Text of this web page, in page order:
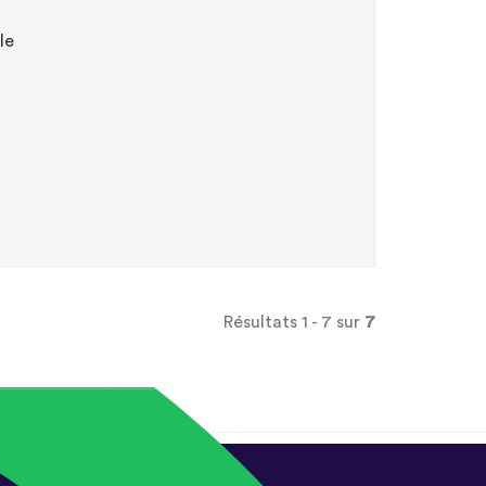
Résultats 1 - 7 sur 7